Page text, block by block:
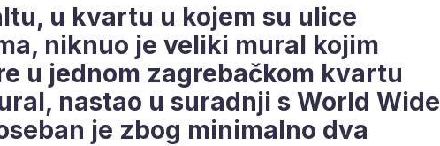
u kvartu u kojem su ulice
niknuo je veliki mural kojim
u jednom zagrebačkom kvartu
nastao u suradnji s World Wide
je zbog minimalno dva